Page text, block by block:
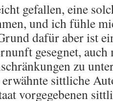
gefallen, eine
und ich fühle
dafür aber ist
gesegnet,
zu
sittliche
vorgegebenen